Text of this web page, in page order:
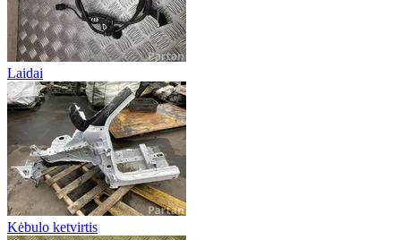
Laidai
Kėbulo ketvirtis